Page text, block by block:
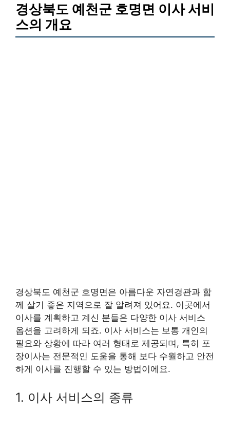
경상북도 예천군 호명면 이사 서비
스의 개요
경상북도 예천군 호명면은 아름다운 자연경관과 함
께 살기 좋은 지역으로 잘 알려져 있어요. 이곳에서
이사를 계획하고 계신 분들은 다양한 이사 서비스
옵션을 고려하게 되죠. 이사 서비스는 보통 개인의
필요와 상황에 따라 여러 형태로 제공되며, 특히 포
장이사는 전문적인 도움을 통해 보다 수월하고 안전
하게 이사를 진행할 수 있는 방법이에요.
1. 이사 서비스의 종류